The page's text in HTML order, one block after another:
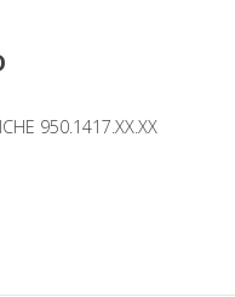
950.1417.XX.XX